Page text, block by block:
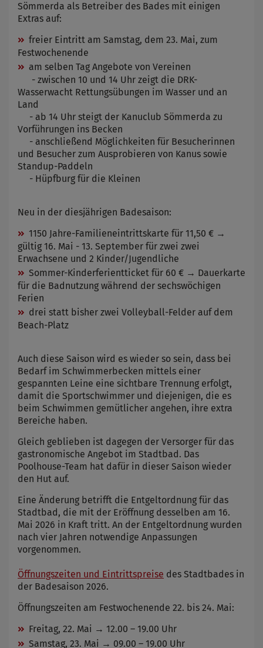
Sömmerda als Betreiber des Bades mit einigen
Extras auf:
freier Eintritt am Samstag, dem 23. Mai, zum
Festwochenende
am selben Tag Angebote von Vereinen
- zwischen 10 und 14 Uhr zeigt die DRK-
Wasserwacht Rettungsübungen im Wasser und an
Land
- ab 14 Uhr steigt der Kanuclub Sömmerda zu
Vorführungen ins Becken
- anschließend Möglichkeiten für Besucherinnen
und Besucher zum Ausprobieren von Kanus sowie
Standup-Paddeln
- Hüpfburg für die Kleinen
Neu in der diesjährigen Badesaison:
1150 Jahre-Familieneintrittskarte für 11,50 € →
gültig 16. Mai - 13. September für zwei zwei
Erwachsene und 2 Kinder/Jugendliche
Sommer-Kinderferientticket für 60 € → Dauerkarte
für die Badnutzung während der sechswöchigen
Ferien
drei statt bisher zwei Volleyball-Felder auf dem
Beach-Platz
Auch diese Saison wird es wieder so sein, dass bei
Bedarf im Schwimmerbecken mittels einer
gespannten Leine eine sichtbare Trennung erfolgt,
damit die Sportschwimmer und diejenigen, die es
beim Schwimmen gemütlicher angehen, ihre extra
Bereiche haben.
Gleich geblieben ist dagegen der Versorger für das
gastronomische Angebot im Stadtbad. Das
Poolhouse-Team hat dafür in dieser Saison wieder
den Hut auf.
Eine Änderung betrifft die Entgeltordnung für das
Stadtbad, die mit der Eröffnung desselben am 16.
Mai 2026 in Kraft tritt. An der Entgeltordnung wurden
nach vier Jahren notwendige Anpassungen
vorgenommen.
Öffnungszeiten und Eintrittspreise des Stadtbades in
der Badesaison 2026.
Öffnungszeiten am Festwochenende 22. bis 24. Mai:
Freitag, 22. Mai → 12.00 – 19.00 Uhr
Samstag, 23. Mai → 09.00 – 19.00 Uhr